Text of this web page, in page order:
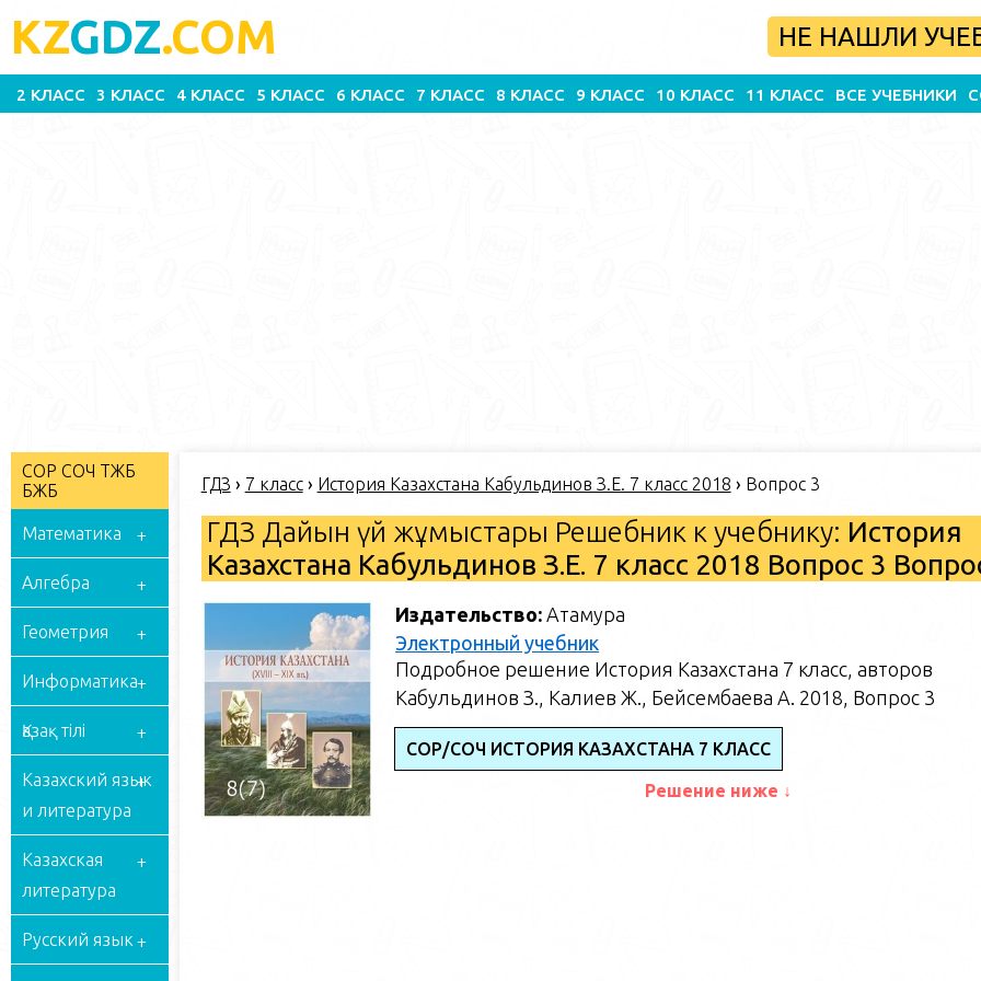
KZGDZ.COM НЕ НАШЛИ
2 КЛАСС 3 КЛАСС 4 КЛАСС 5 КЛАСС 6 КЛАСС 7 КЛАСС 8 КЛАСС 9 КЛАСС 10 КЛАСС 11 КЛАСС ВСЕ УЧЕБНИКИ
СОР СОЧ ТЖБ
БЖБ
Математика
Алгебра
Геометрия
Информатика
Қазақ тілі
Казахский язык
и литература
Казахская
литература
Русский язык
ГДЗ › 7 класс› История Казахстана Кабульдинов З.Е. 7 класс 2018 › Вопрос 3
ГДЗ Дайын үй жұмыстары Решебник к учебнику: История
Казахстана Кабульдинов З.Е. 7 класс 2018 Вопрос 3
Издательство:Атамура
Электронный учебник
Подробное решение История Казахстана 7 класс, авторов
Кабульдинов З., Калиев Ж., Бейсембаева А. 2018, Вопрос 3
СОР/СОЧ ИСТОРИЯ КАЗАХСТАНА 7 КЛАСС
Решение ниже ↓